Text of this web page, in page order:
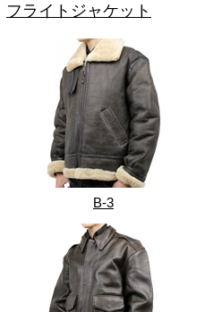
フライトジャケット
B-3